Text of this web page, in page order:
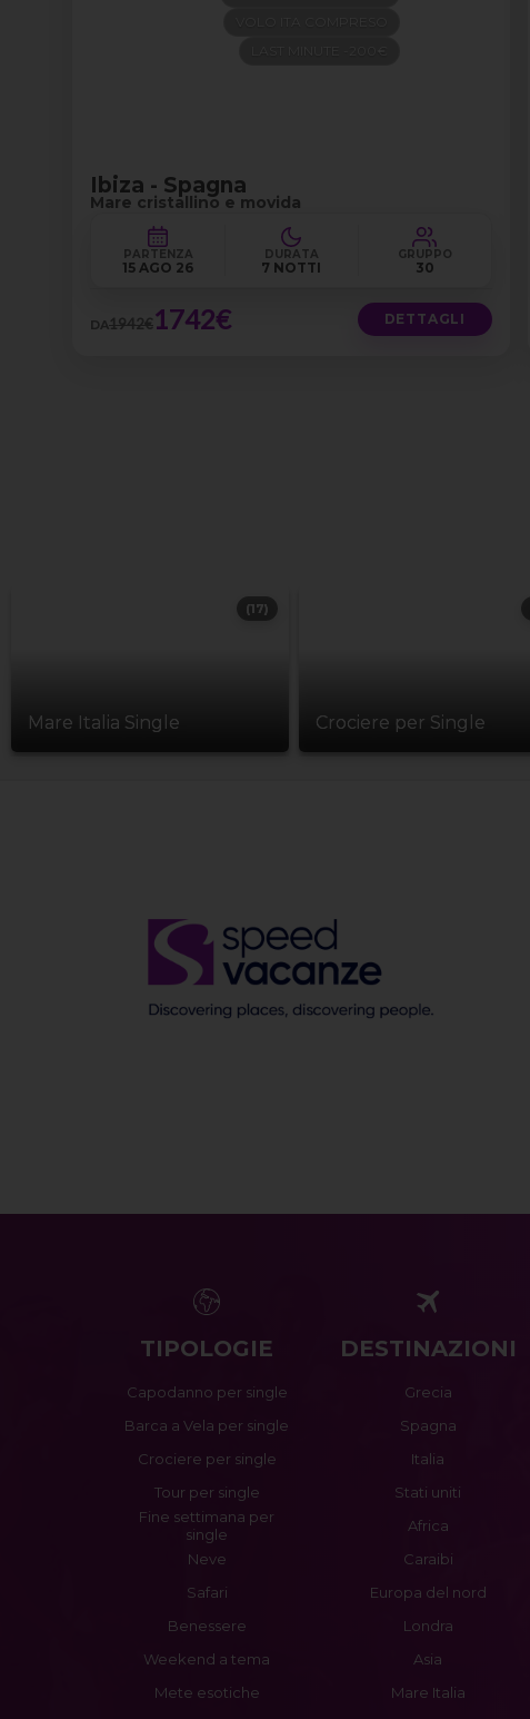
Ibiza - Spagna
Mare cristallino e movida
PARTENZA
15 AGO 26
DURATA
7 NOTTI
GRUPPO
30
DA1942€1742€ DETTAGLI
Mare Italia Single
(17)
Crociere per Single
TIPOLOGIE
Capodanno per single
Barca a Vela per single
Crociere per single
Tour per single
Fine settimana per
single
Neve
Safari
Benessere
Weekend a tema
Mete esotiche
DESTINAZIONI
Grecia
Spagna
Italia
Stati uniti
Africa
Caraibi
Europa del nord
Londra
Asia
Mare Italia